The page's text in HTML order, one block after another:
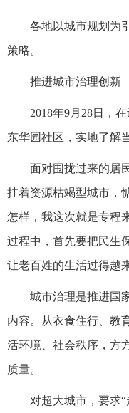
各地以城市规划为
策略。
推进城市治理创
2018年9月28日，
东华园社区，实地了解
面对围拢过来的居
挂着资源枯竭型城市，
怎样，我这次就是专程
过程中，首先要把民生
让老百姓的生活过得越
城市治理是推进国
内容。从衣食住行、教
活环境、社会秩序，方
质量。
对超大城市，要求